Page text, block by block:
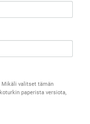
Mikäli valitset tämän
paperista versiota,